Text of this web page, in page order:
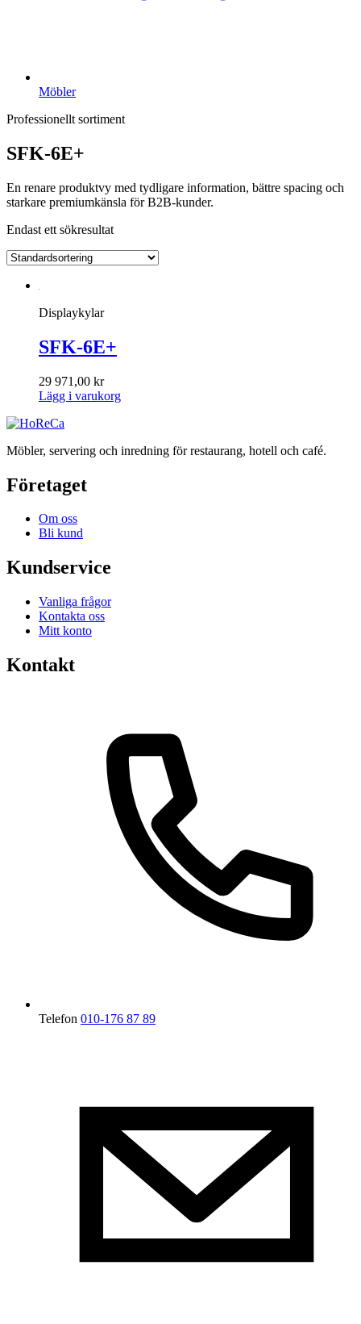
Möbler
Professionellt sortiment
SFK-6E+
En renare produktvy med tydligare information, bättre spacing och
starkare premiumkänsla för B2B-kunder.
Endast ett sökresultat
Displaykylar
SFK-6E+
29 971,00 kr
Lägg i varukorg
Möbler, servering och inredning för restaurang, hotell och café.
Företaget
Om oss
Bli kund
Kundservice
Vanliga frågor
Kontakta oss
Mitt konto
Kontakt
Telefon 010-176 87 89